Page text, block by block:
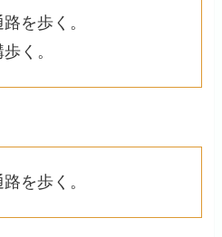
を歩く。
く。
を歩く。